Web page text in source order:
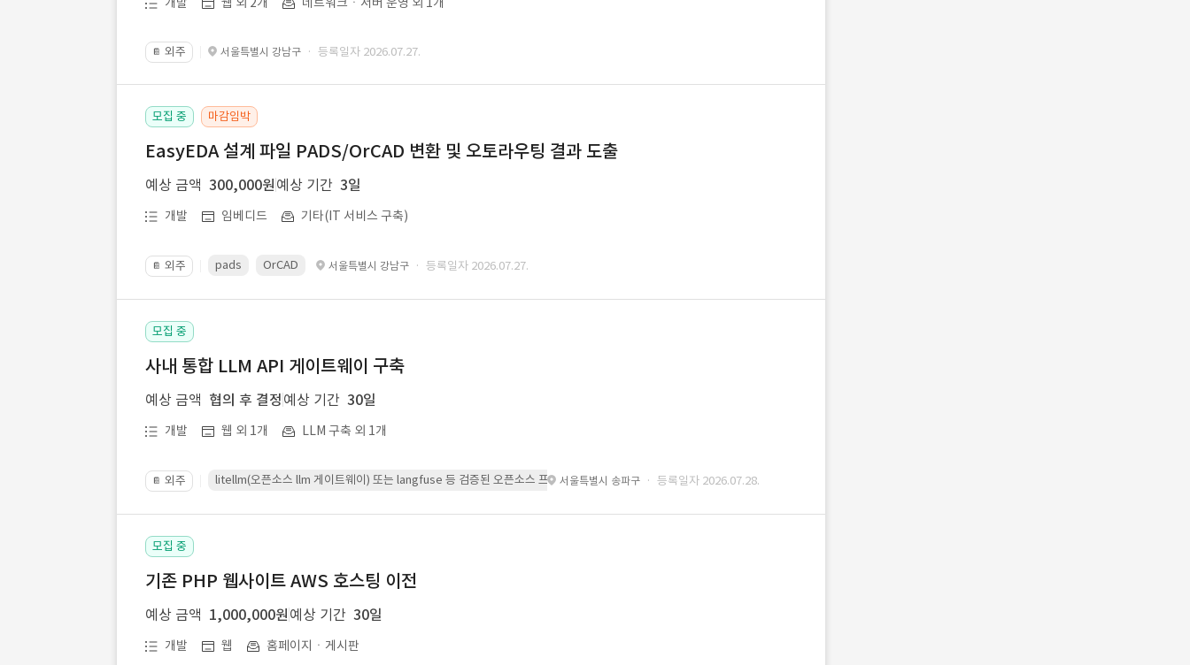
📔 외주 서울특별시 강남구 · 등록일자 2026.07.27.
모집 중 마감임박
EasyEDA 설계 파일 PADS/OrCAD 변환 및 오토라우팅 결과 도출
예상 금액 300,000원 예상 기간 3일
개발 임베디드 기타(IT 서비스 구축)
📔 외주 pads OrCAD 서울특별시 강남구 · 등록일자 2026.07.27.
모집 중
사내 통합 LLM API 게이트웨이 구축
예상 금액 협의 후 결정 예상 기간 30일
개발 웹 외 1개 LLM 구축 외 1개
📔 외주 litellm(오픈소스 llm 게이트웨이) 또는 langfuse 등 검증된 오픈소스 프레임워크를 기반으로 시스템을 구축
서울특별시 송파구 · 등록일자 2026.07.28.
모집 중
기존 PHP 웹사이트 AWS 호스팅 이전
예상 금액 1,000,000원 예상 기간 30일
개발 웹 홈페이지ㆍ게시판